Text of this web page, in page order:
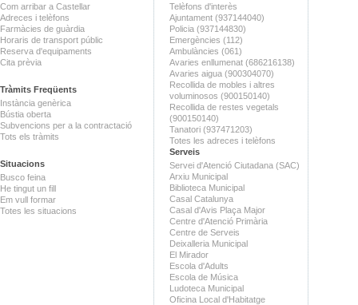
Com arribar a Castellar
Adreces i telèfons
Farmàcies de guàrdia
Horaris de transport públic
Reserva d'equipaments
Cita prèvia
Tràmits Freqüents
Instància genèrica
Bústia oberta
Subvencions per a la contractació
Tots els tràmits
Situacions
Busco feina
He tingut un fill
Em vull formar
Totes les situacions
Telèfons d'interès
Ajuntament (937144040)
Policia (937144830)
Emergències (112)
Ambulàncies (061)
Avaries enllumenat (686216138)
Avaries aigua (900304070)
Recollida de mobles i altres
voluminosos (900150140)
Recollida de restes vegetals
(900150140)
Tanatori (937471203)
Totes les adreces i telèfons
Serveis
Servei d'Atenció Ciutadana (SAC)
Arxiu Municipal
Biblioteca Municipal
Casal Catalunya
Casal d'Avis Plaça Major
Centre d'Atenció Primària
Centre de Serveis
Deixalleria Municipal
El Mirador
Escola d'Adults
Escola de Música
Ludoteca Municipal
Oficina Local d'Habitatge